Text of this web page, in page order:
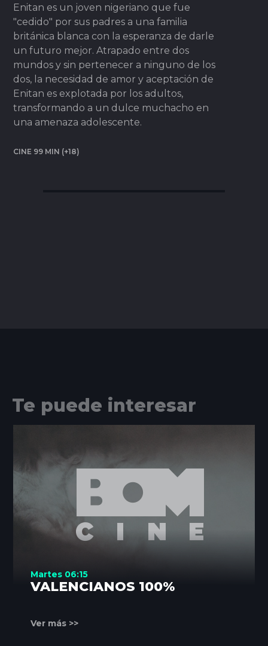
Enitan es un joven nigeriano que fue
"cedido" por sus padres a una familia
británica blanca con la esperanza de darle
un futuro mejor. Atrapado entre dos
mundos y sin pertenecer a ninguno de los
dos, la necesidad de amor y aceptación de
Enitan es explotada por los adultos,
transformando a un dulce muchacho en
una amenaza adolescente.
CINE 99 MIN (+18)
Te puede interesar
Martes 06:15
VALENCIANOS 100%
Ver más >>